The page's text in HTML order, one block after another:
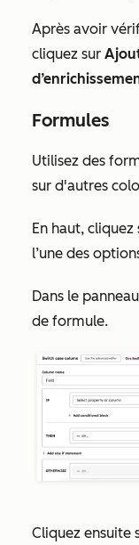
Après avoir
cliquez sur
Formules
Utilisez des
sur d'autres
En haut, cliquez
l’une des
Dans le
de formule.
Cliquez ensuite